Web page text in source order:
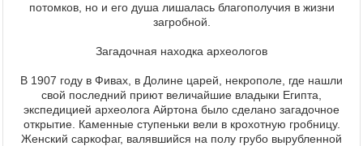
потомков, но и его душа лишалась благополучия в жизни
загробной.
Загадочная находка археологов
В 1907 году в Фивах, в Долине царей, некрополе, где нашли
свой последний приют величайшие владыки Египта,
экспедицией археолога Айртона было сделано загадочное
открытие. Каменные ступеньки вели в крохотную гробницу.
Женский саркофаг, валявшийся на полу грубо вырубленной